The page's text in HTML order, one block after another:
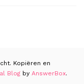
Kopiëren en
Blog by AnswerBox.